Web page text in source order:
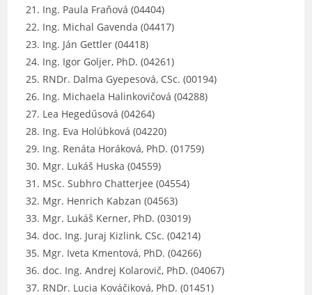
Ing. Paula Fraňová (04404)
Ing. Michal Gavenda (04417)
Ing. Ján Gettler (04418)
Ing. Igor Goljer, PhD. (04261)
RNDr. Dalma Gyepesová, CSc. (00194)
Ing. Michaela Halinkovičová (04288)
Lea Hegedűsová (04264)
Ing. Eva Holúbková (04220)
Ing. Renáta Horáková, PhD. (01759)
Mgr. Lukáš Huska (04559)
MSc. Subhro Chatterjee (04554)
Mgr. Henrich Kabzan (04563)
Mgr. Lukáš Kerner, PhD. (03019)
doc. Ing. Juraj Kizlink, CSc. (04214)
Mgr. Iveta Kmentová, PhD. (04266)
doc. Ing. Andrej Kolarovič, PhD. (04067)
RNDr. Lucia Kováčiková, PhD. (01451)